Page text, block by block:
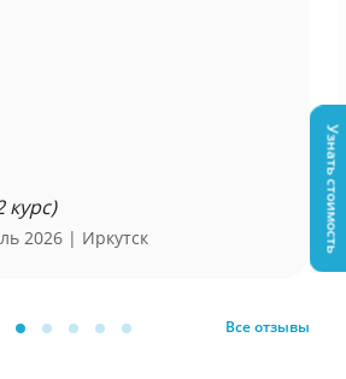
курс)
2026 | Иркутск
Все отзывы
Узнать стоимость